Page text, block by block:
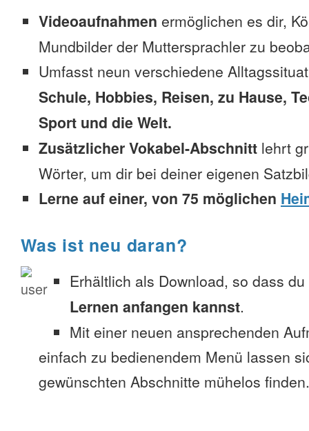
Videoaufnahmen ermöglichen es dir,
Mundbilder der Muttersprachler zu
Umfasst neun verschiedene
Schule, Hobbies, Reisen, zu Hause,
Sport und die Welt.
Zusätzlicher Vokabel-Abschnitt lehrt
Wörter, um dir bei deiner eigenen
Lerne auf einer, von 75 möglichen
Was ist neu daran?
Erhältlich als Download, so dass du
Lernen anfangen kannst.
Mit einer neuen ansprechenden
einfach zu bedienendem Menü lassen
gewünschten Abschnitte mühelos finden.